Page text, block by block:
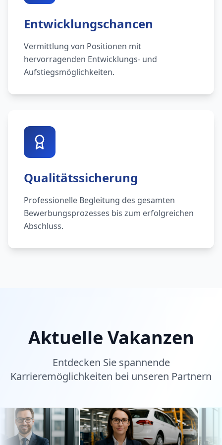
Entwicklungschancen
Vermittlung von Positionen mit
hervorragenden Entwicklungs- und
Aufstiegsmöglichkeiten.
Qualitätssicherung
Professionelle Begleitung des gesamten
Bewerbungsprozesses bis zum erfolgreichen
Abschluss.
Aktuelle Vakanzen
Entdecken Sie spannende
Karrieremöglichkeiten bei unseren Partnern